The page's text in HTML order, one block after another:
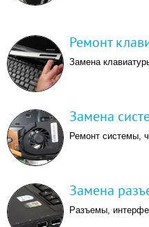
Ремонт
Замена
Замена
Ремонт системы,
Замена
Разъемы,